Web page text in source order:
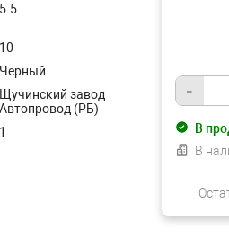
-
В
В
5.5
10
Черный
Щучинский завод
Автопровод (РБ)
1